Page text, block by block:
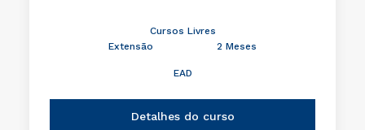
Cursos Livres
Extensão
2 Meses
EAD
Detalhes do curso